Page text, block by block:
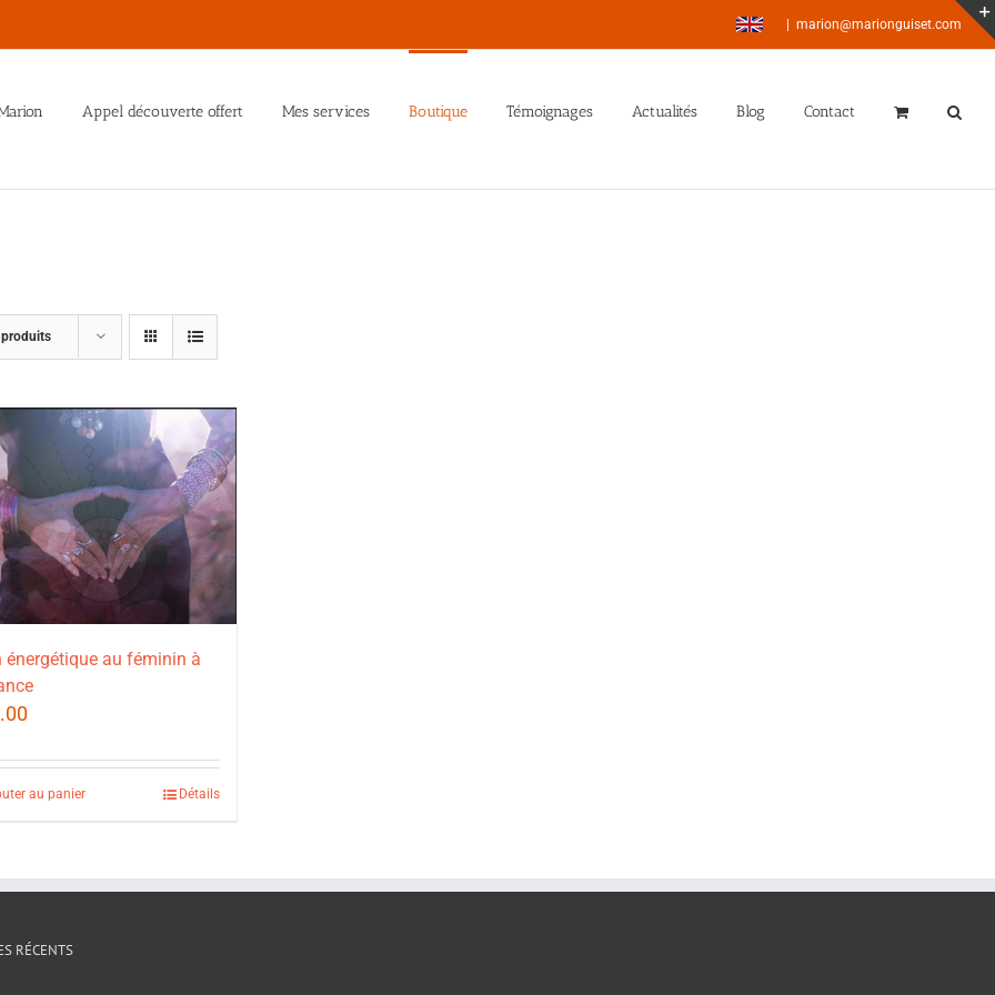
marion@marionguiset.com
Appel découverte offert Mes services Boutique Témoignages Actualités Blog Contact
énergétique au féminin à
au panier Détails
RÉCENTS